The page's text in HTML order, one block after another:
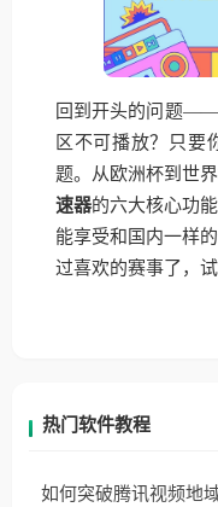
回到开头的问题——
区不可播放？只要
题。从欧洲杯到世
速器的六大核心功
能享受和国内一样
过喜欢的赛事了，
热门软件教程
如何突破腾讯视频地